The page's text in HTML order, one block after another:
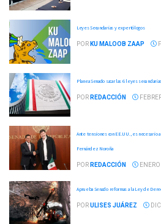
Leyes Secundarias y expertólogos
POR KU MALOOB ZAAP
Planea Senado sacar las 6 leyes
POR REDACCIÓN
Ante tensiones con EE.UU., es necesario
Fernández Noroña
POR REDACCIÓN
Aprueba Senado reformas a la Ley de
PORULISES JUÁREZ